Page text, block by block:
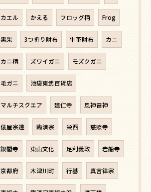
カエル かえる フロッグ柄 Frog
黒柴 3つ折り財布 牛革財布 カニ
カニ柄 ズワイガニ モズクガニ
毛ガニ 池袋東武百貨店
マルチスクエア 建仁寺 風神雷神
俵屋宗達 臨済宗 栄西 慈照寺
銀閣寺 東山文化 足利義政 岩船寺
京都府 木津川町 行基 真言律宗